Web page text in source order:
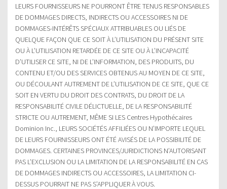
LEURS FOURNISSEURS NE POURRONT ÊTRE TENUS RESPONSABLES
DE DOMMAGES DIRECTS, INDIRECTS OU ACCESSOIRES NI DE
DOMMAGES-INTÉRÊTS SPÉCIAUX ATTRIBUABLES OU LIÉS DE
QUELQUE FAÇON QUE CE SOIT À L’UTILISATION DU PRÉSENT SITE
OU À L’UTILISATION RETARDÉE DE CE SITE OU À L’INCAPACITÉ
D’UTILISER CE SITE, NI DE L’INFORMATION, DES PRODUITS, DU
CONTENU ET/OU DES SERVICES OBTENUS AU MOYEN DE CE SITE,
OU DÉCOULANT AUTREMENT DE L’UTILISATION DE CE SITE, QUE CE
SOIT EN VERTU DU DROIT DES CONTRATS, DU DROIT DE LA
RESPONSABILITÉ CIVILE DÉLICTUELLE, DE LA RESPONSABILITÉ
STRICTE OU AUTREMENT, MÊME SI LES Centres Hypothécaires
Dominion Inc., LEURS SOCIÉTÉS AFFILIÉES OU N’IMPORTE LEQUEL
DE LEURS FOURNISSEURS ONT ÉTÉ AVISÉS DE LA POSSIBILITÉ DE
DOMMAGES. CERTAINES PROVINCES/JURIDICTIONS N’AUTORISANT
PAS L’EXCLUSION OU LA LIMITATION DE LA RESPONSABILITÉ EN CAS
DE DOMMAGES INDIRECTS OU ACCESSOIRES, LA LIMITATION CI-
DESSUS POURRAIT NE PAS S’APPLIQUER À VOUS.